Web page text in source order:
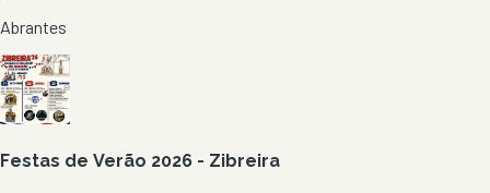
Abrantes
Festas de Verão 2026 - Zibreira